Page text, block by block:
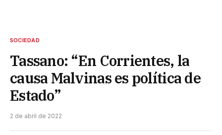
SOCIEDAD
Tassano: “En Corrientes, la
causa Malvinas es política de
Estado”
2 de abril de 2022